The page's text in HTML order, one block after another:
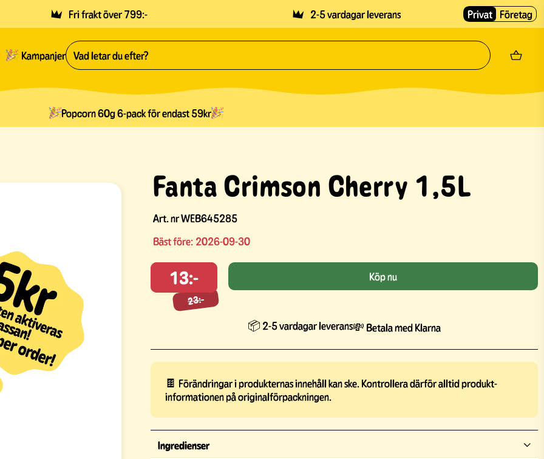
Fri frakt över 799:- 2-5 vardagar leverans Privat Företag
Kampanjer
Popcorn 60g 6-pack för endast 59kr
Fanta Crimson Cherry 1,5L
Art. nrWEB645285
Bäst före: 2026-09-30
13:-
23:-
23:- Köp nu
📦 2-5 vardagar leverans💸 Betala med Klarna
🍫 Förändringar i produkternas innehåll kan ske. Kontrollera därför alltid produkt-
informationen på originalförpackningen.
Ingredienser